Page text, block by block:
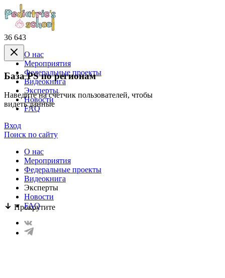
36 643
База PS по регионам
Наведите на счётчик пользователей, чтобы
видеть данные
Прокрутите
О нас
Mероприятия
Федеральные проекты
Видеокнига
Эксперты
Новости
FAQ
Вход
Поиск по сайту
О нас
Mероприятия
Федеральные проекты
Видеокнига
Эксперты
Новости
FAQ